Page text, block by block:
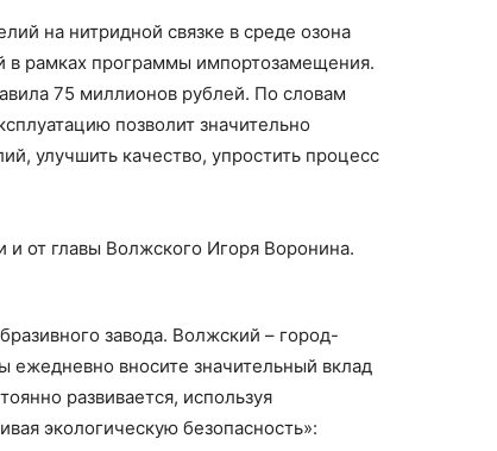
на нитридной связке в среде озона
в рамках программы импортозамещения.
75 миллионов рублей. По словам
позволит значительно
улучшить качество, упростить процесс
от главы Волжского Игоря Воронина.
завода. Волжский – город-
вносите значительный вклад
развивается, используя
экологическую безопасность»: